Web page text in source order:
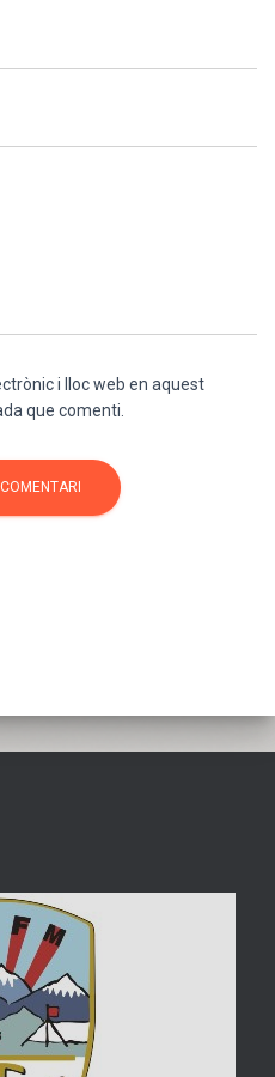
i lloc web en aquest
que comenti.